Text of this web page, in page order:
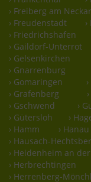
› Freiberg am Neckar
› Freudenstadt
› Friedrichshafen
› Gaildorf-Unterrot
› Gelsenkirchen
› Gnarrenburg
› Gomaringen
› Grafenberg
› Gschwend
›
› Gütersloh
›
› Hamm
› Hanau
› Hausach-
› Heidenheim an
› Herbrechtingen
› Herrenberg-